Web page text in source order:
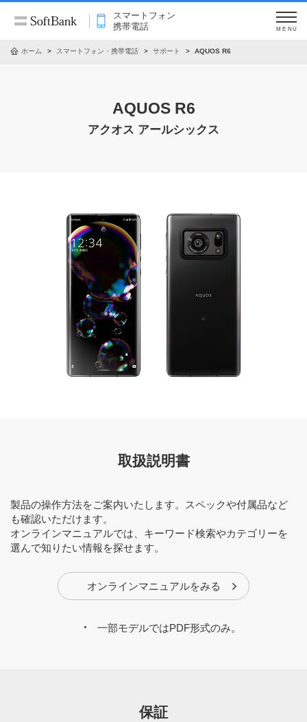
スマートフォン
携帯電話
MENU
ホーム スマートフォン・携帯電話 サポート AQUOS R6
AQUOS R6
アクオス アールシックス
取扱説明書
製品の操作方法をご案内いたします。スペックや付属品など
も確認いただけます。
オンラインマニュアルでは、キーワード検索やカテゴリーを
選んで知りたい情報を探せます。
オンラインマニュアルをみる
一部モデルではPDF形式のみ。
保証